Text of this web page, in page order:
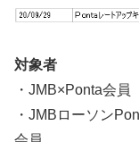
対象者
・JMB×Ponta会員
・JMBローソン